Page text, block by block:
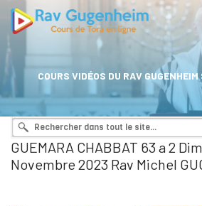
COURS VIDÉOS DU RAV
GUEMARA CHABBAT 63 a 2
Novembre 2023 Rav Michel